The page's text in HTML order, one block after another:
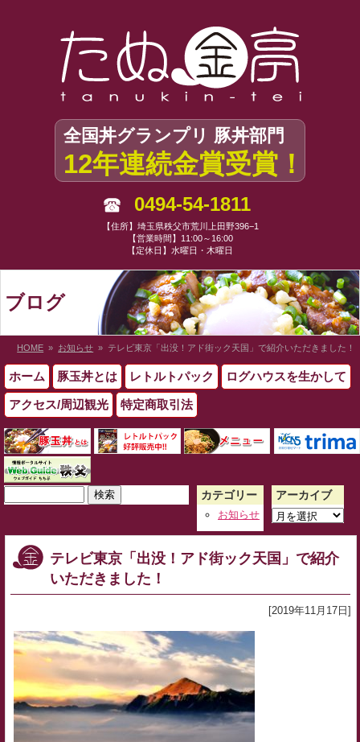
全国丼グランプリ 豚丼部門
12年連続金賞受賞！
0494-54-1811
【住所】埼玉県秩父市荒川上田野396−1
【営業時間】11:00～16:00
【定休日】水曜日・木曜日
ブログ
HOME » お知らせ » テレビ東京「出没！アド街ック天国」で紹介いただきました！
ホーム 豚玉丼とは レトルトパック ログハウスを生かして
アクセス/周辺観光 特定商取引法
索:
カテゴリー
お知らせ
アーカイブ
ア
イ
テレビ東京「出没！アド街ック天国」で紹介
いただきました！
[2019年11月17日]